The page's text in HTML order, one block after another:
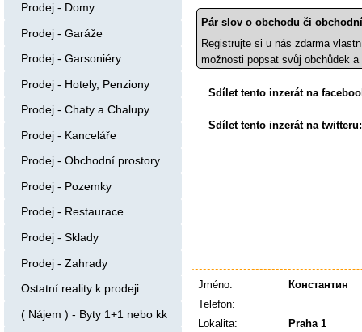
Pár slov o obchodu či
Registrujte si u nás zdarma
možnosti popsat svůj obchůdek
Sdílet tento inzerát na
Sdílet tento inzerát na
Jméno:
Константин
Telefon:
Lokalita:
Praha 1
Prodej - Domy
Prodej - Garáže
Prodej - Garsoniéry
Prodej - Hotely, Penziony
Prodej - Chaty a Chalupy
Prodej - Kanceláře
Prodej - Obchodní prostory
Prodej - Pozemky
Prodej - Restaurace
Prodej - Sklady
Prodej - Zahrady
Ostatní reality k prodeji
( Nájem ) - Byty 1+1 nebo kk